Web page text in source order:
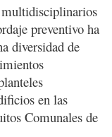
multidisciplinarios
preventivo ha
diversidad de
en las
Comunales de